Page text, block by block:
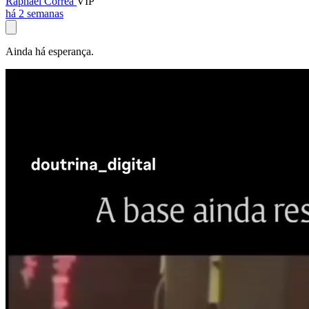
há 2 semanas
Ainda há esperança.